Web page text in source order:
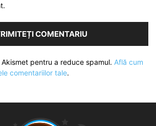
pentru a reduce spamul. Află cum
comentariilor tale.